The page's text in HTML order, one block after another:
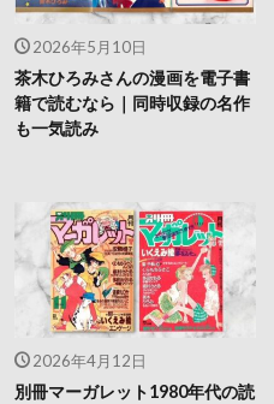
2026年5月10日
茶木ひろみさんの漫画を電子書
籍で読むなら｜同時収録の名作
も一気読み
2026年4月12日
別冊マーガレット1980年代の読